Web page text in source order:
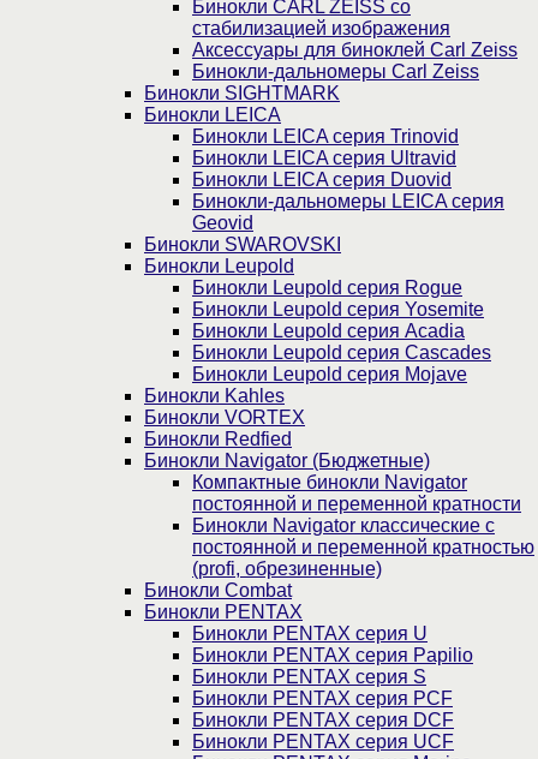
Бинокли CARL ZEISS со
стабилизацией изображения
Аксессуары для биноклей Carl Zeiss
Бинокли-дальномеры Carl Zeiss
Бинокли SIGHTMARK
Бинокли LEICA
Бинокли LEICA серия Trinovid
Бинокли LEICA серия Ultravid
Бинокли LEICA серия Duovid
Бинокли-дальномеры LEICA серия
Geovid
Бинокли SWAROVSKI
Бинокли Leupold
Бинокли Leupold серия Rogue
Бинокли Leupold серия Yosemite
Бинокли Leupold серия Acadia
Бинокли Leupold серия Cascades
Бинокли Leupold серия Mojave
Бинокли Kahles
Бинокли VORTEX
Бинокли Redfied
Бинокли Navigator (Бюджетные)
Компактные бинокли Navigator
постоянной и переменной кратности
Бинокли Navigator классические с
постоянной и переменной кратностью
(profi, обрезиненные)
Бинокли Combat
Бинокли PENTAX
Бинокли PENTAX серия U
Бинокли PENTAX серия Papilio
Бинокли PENTAX серия S
Бинокли PENTAX серия PCF
Бинокли PENTAX серия DCF
Бинокли PENTAX серия UCF